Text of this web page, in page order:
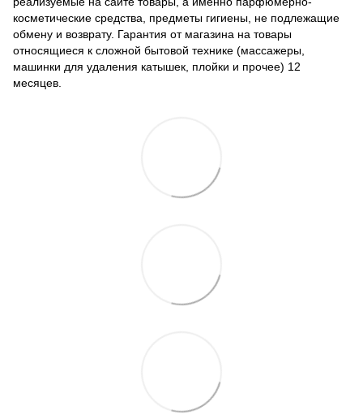
косметические средства, предметы гигиены, не подлежащие
обмену и возврату. Гарантия от магазина на товары
относящиеся к сложной бытовой технике (массажеры,
машинки для удаления катышек, плойки и прочее) 12
месяцев.